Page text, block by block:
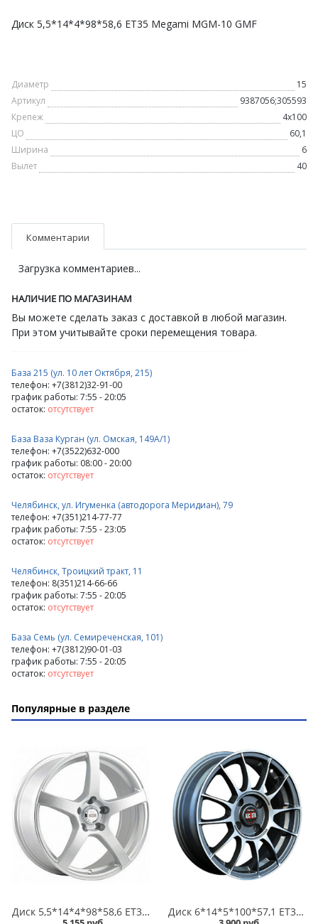
Диск 5,5*14*4*98*58,6 ET35 Megami MGM-10 GMF
Диаметр
15
Артикул
9387056;305593
Крепеж
4х100
ЦО
60,1
Ширина
6
Вылет
40
Комментарии
Загрузка комментариев...
НАЛИЧИЕ ПО МАГАЗИНАМ
Вы можете сделать заказ с доставкой в любой магазин.
При этом учитывайте сроки перемещения товара.
База 215 (ул. 10 лет Октября, 215)
телефон: +7(3812)32-91-00
график работы: 7:55 - 20:05
остаток: отсутствует
База Ваза Курган (ул. Омская, 149А/1)
телефон: +7(3522)632-000
график работы: 08:00 - 20:00
остаток: отсутствует
Челябинск, ул. Игуменка (автодорога Меридиан), 79
телефон: +7(351)214-77-77
график работы: 7:55 - 23:05
остаток: отсутствует
Челябинск, Троицкий тракт, 11
телефон: 8(351)214-66-66
график работы: 7:55 - 20:05
остаток: отсутствует
База Семь (ул. Семиреченская, 101)
телефон: +7(3812)90-01-03
график работы: 7:55 - 20:05
остаток: отсутствует
Популярные в разделе
Диск 5,5*14*4*98*58,6 ET35 Alcasta M32 S /серебристый/ в Омске Диск 6*14*5*100*57,1 ET38 Alcasta M01 GMF в Омске